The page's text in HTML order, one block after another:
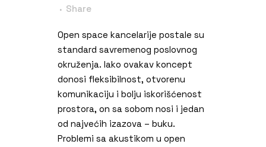
Share
Open space kancelarije postale su
standard savremenog poslovnog
okruženja. Iako ovakav koncept
donosi fleksibilnost, otvorenu
komunikaciju i bolju iskorišćenost
prostora, on sa sobom nosi i jedan
od najvećih izazova – buku.
Problemi sa akustikom u open